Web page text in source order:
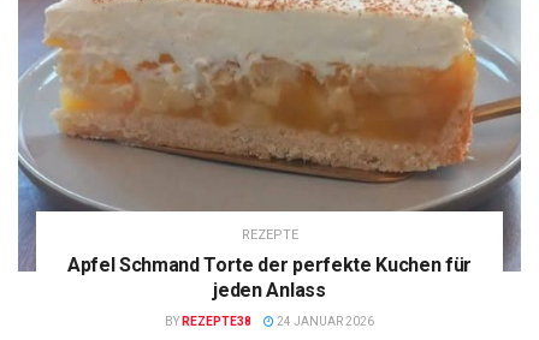
REZEPTE
Apfel Schmand Torte der perfekte Kuchen für
jeden Anlass
BY REZEPTE38 24 JANUAR 2026